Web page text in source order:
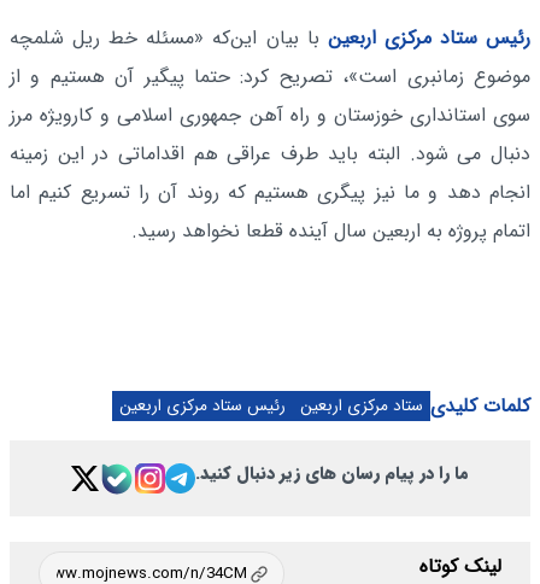
رئیس ستاد مرکزی اربعین با بیان این‌که «مسئله خط ریل شلمچه
موضوع زمانبری است»، تصریح کرد: حتما پیگیر آن هستیم و از
سوی استانداری خوزستان و راه آهن جمهوری اسلامی و کارویژه مرز
دنبال می شود. البته باید طرف عراقی هم اقداماتی در این زمینه
انجام دهد و ما نیز پیگری هستیم که روند آن را تسریع کنیم اما
اتمام پروژه به اربعین سال آینده قطعا نخواهد رسید.
کلمات کلیدی ستاد مرکزی اربعین رئیس ستاد مرکزی اربعین
ما را در پیام رسان های زیر دنبال کنید.
لینک کوتاه